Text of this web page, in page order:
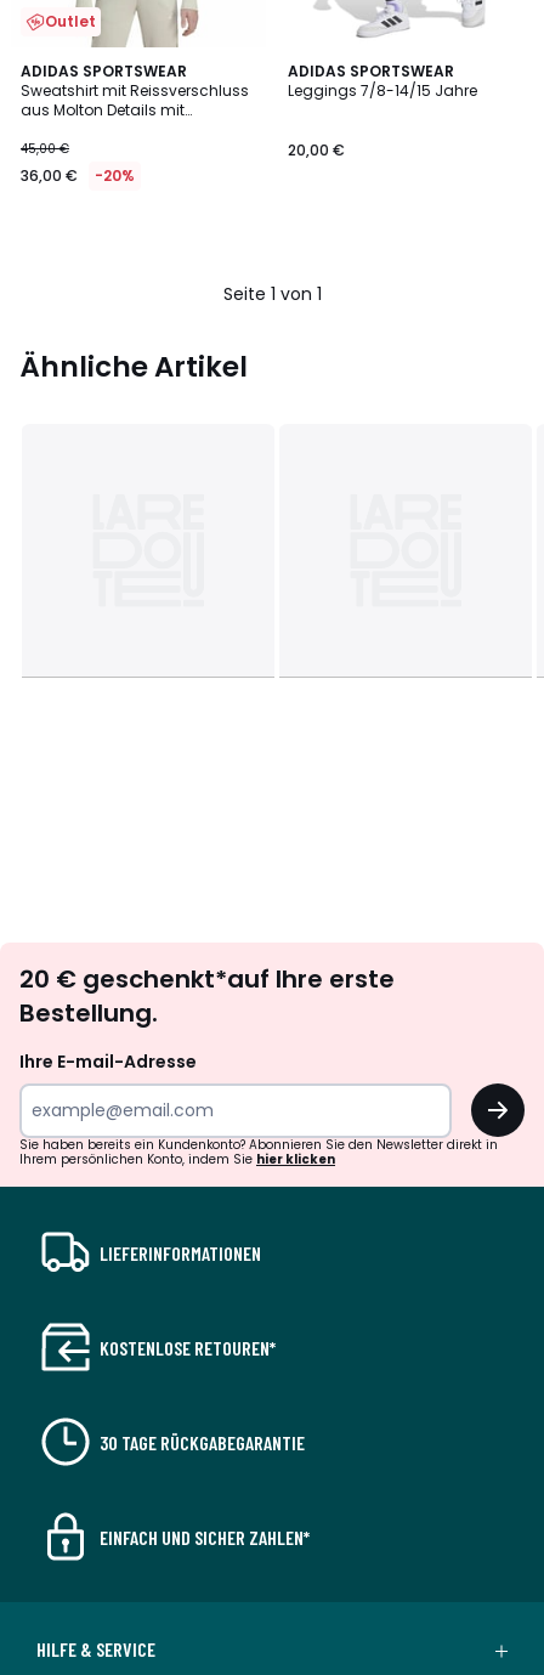
Outlet
ADIDAS SPORTSWEAR
Sweatshirt mit Reissverschluss
aus Molton Details mit
45,00 €
36,00 € -20%
ADIDAS SPORTSWEAR
Leggings 7/8-14/15 Jahre
20,00 €
Seite 1 von 1
Ähnliche Artikel
abonnieren
20 € geschenkt*auf Ihre erste
Bestellung.
Ihre E-mail-Adresse
OK
Sie haben bereits ein Kundenkonto? Abonnieren Sie den Newsletter direkt in
Ihrem persönlichen Konto, indem Sie hier klicken
LIEFERINFORMATIONEN
KOSTENLOSE RETOUREN*
30 TAGE RÜCKGABEGARANTIE
EINFACH UND SICHER ZAHLEN*
HILFE & SERVICE